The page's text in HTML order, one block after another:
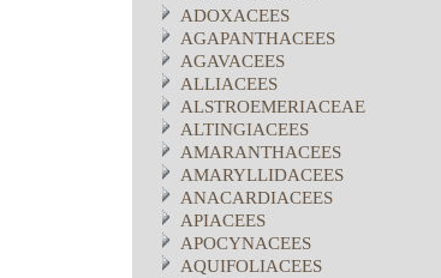
ADOXACEES
AGAPANTHACEES
AGAVACEES
ALLIACEES
ALSTROEMERIACEAE
ALTINGIACEES
AMARANTHACEES
AMARYLLIDACEES
ANACARDIACEES
APIACEES
APOCYNACEES
AQUIFOLIACEES